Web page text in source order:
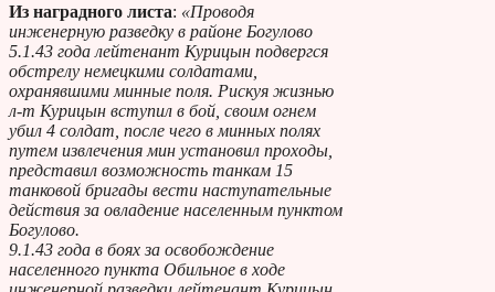
Из наградного листа: «Проводя
инженерную разведку в районе Богулово
5.1.43 года лейтенант Курицын подвергся
обстрелу немецкими солдатами,
охранявшими минные поля. Рискуя жизнью
л-т Курицын вступил в бой, своим огнем
убил 4 солдат, после чего в минных полях
путем извлечения мин установил проходы,
представил возможность танкам 15
танковой бригады вести наступательные
действия за овладение населенным пунктом
Богулово.
9.1.43 года в боях за освобождение
населенного пункта Обильное в ходе